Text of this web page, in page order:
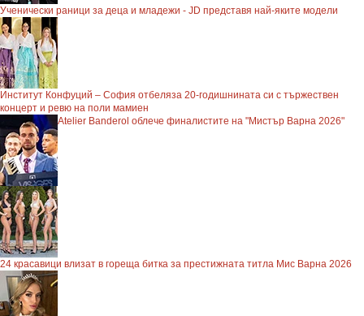
Ученически раници за деца и младежи - JD представя най-яките модели
Институт Конфуций – София отбеляза 20-годишнината си с тържествен
концерт и ревю на поли мамиен
Atelier Banderol облече финалистите на "Мистър Варна 2026"
24 красавици влизат в гореща битка за престижната титла Мис Варна 2026